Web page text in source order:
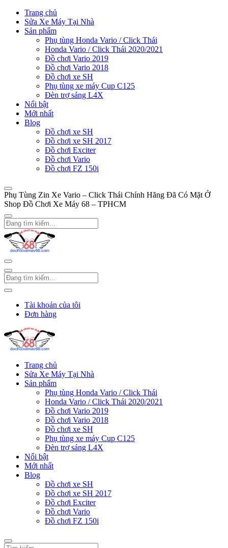
Trang chủ
Sửa Xe Máy Tại Nhà
Sản phẩm
Phụ tùng Honda Vario / Click Thái
Honda Vario / Click Thái 2020/2021
Đồ chơi Vario 2019
Đồ chơi Vario 2018
Đồ chơi xe SH
Phụ tùng xe máy Cup C125
Đèn trợ sáng L4X
Nổi bật
Mới nhất
Blog
Đồ chơi xe SH
Đồ chơi xe SH 2017
Đồ chơi Exciter
Đồ chơi Vario
Đồ chơi FZ 150i
Phụ Tùng Zin Xe Vario – Click Thái Chính Hãng Đã Có Mặt Ở
Shop Đồ Chơi Xe Máy 68 – TPHCM
Tài khoản của tôi
Đơn hàng
Trang chủ
Sửa Xe Máy Tại Nhà
Sản phẩm
Phụ tùng Honda Vario / Click Thái
Honda Vario / Click Thái 2020/2021
Đồ chơi Vario 2019
Đồ chơi Vario 2018
Đồ chơi xe SH
Phụ tùng xe máy Cup C125
Đèn trợ sáng L4X
Nổi bật
Mới nhất
Blog
Đồ chơi xe SH
Đồ chơi xe SH 2017
Đồ chơi Exciter
Đồ chơi Vario
Đồ chơi FZ 150i